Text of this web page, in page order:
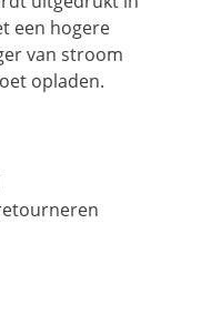
een hogere
van stroom
opladen.